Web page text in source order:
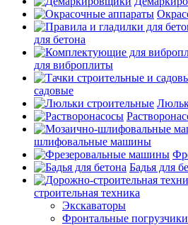
для бетона
для виброплиты
садовые
шлифовальные машины
Бадья для
строительная техника
Экскаваторы
Фронтальные погрузчики